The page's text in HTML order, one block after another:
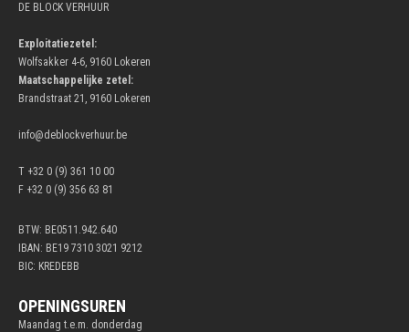
DE BLOCK VERHUUR
Exploitatiezetel:
Wolfsakker 4-6, 9160 Lokeren
Maatschappelijke zetel:
Brandstraat 21, 9160 Lokeren
info@deblockverhuur.be
T +32 0 (9) 361 10 00
F +32 0 (9) 356 63 81
BTW: BE0511.942.640
IBAN: BE19 7310 3021 9212
BIC: KREDEBB
OPENINGSUREN
Maandag t.e.m. donderdag